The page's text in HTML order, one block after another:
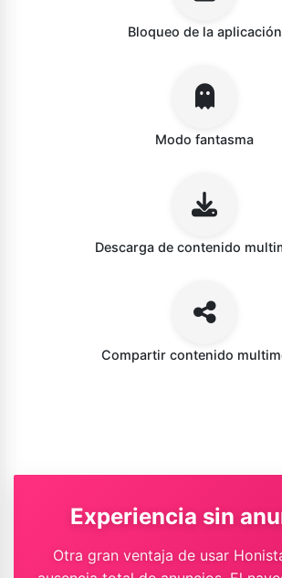
Bloqueo de la aplicación
Modo fantasma
Descarga de contenido
Compartir contenido
Experiencia sin
Otra gran ventaja de usar